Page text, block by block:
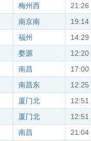
梅州西 21:26
南京南
19:14
福州
14:29
婺源
12:20
南昌
17:00
南昌东
12:25
厦门北
12:51
厦门北
12:51
南昌
21:04